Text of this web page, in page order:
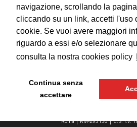
navigazione, scrollando la
cliccando su un link, accetti l'uso
cookie. Se vuoi avere maggiori
riguardo a essi e/o selezionare
consulta la nostra cookies policy
Continua senza
accettare
Roma | RM-293130 | C.S. i.v.